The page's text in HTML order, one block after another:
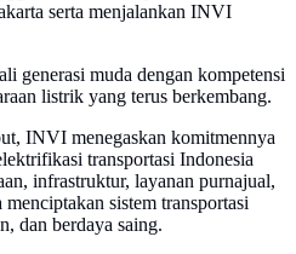
serta menjalankan INVI
generasi muda dengan kompetensi
listrik yang terus berkembang.
INVI menegaskan komitmennya
transportasi Indonesia
infrastruktur, layanan purnajual,
sistem transportasi
dan berdaya saing.